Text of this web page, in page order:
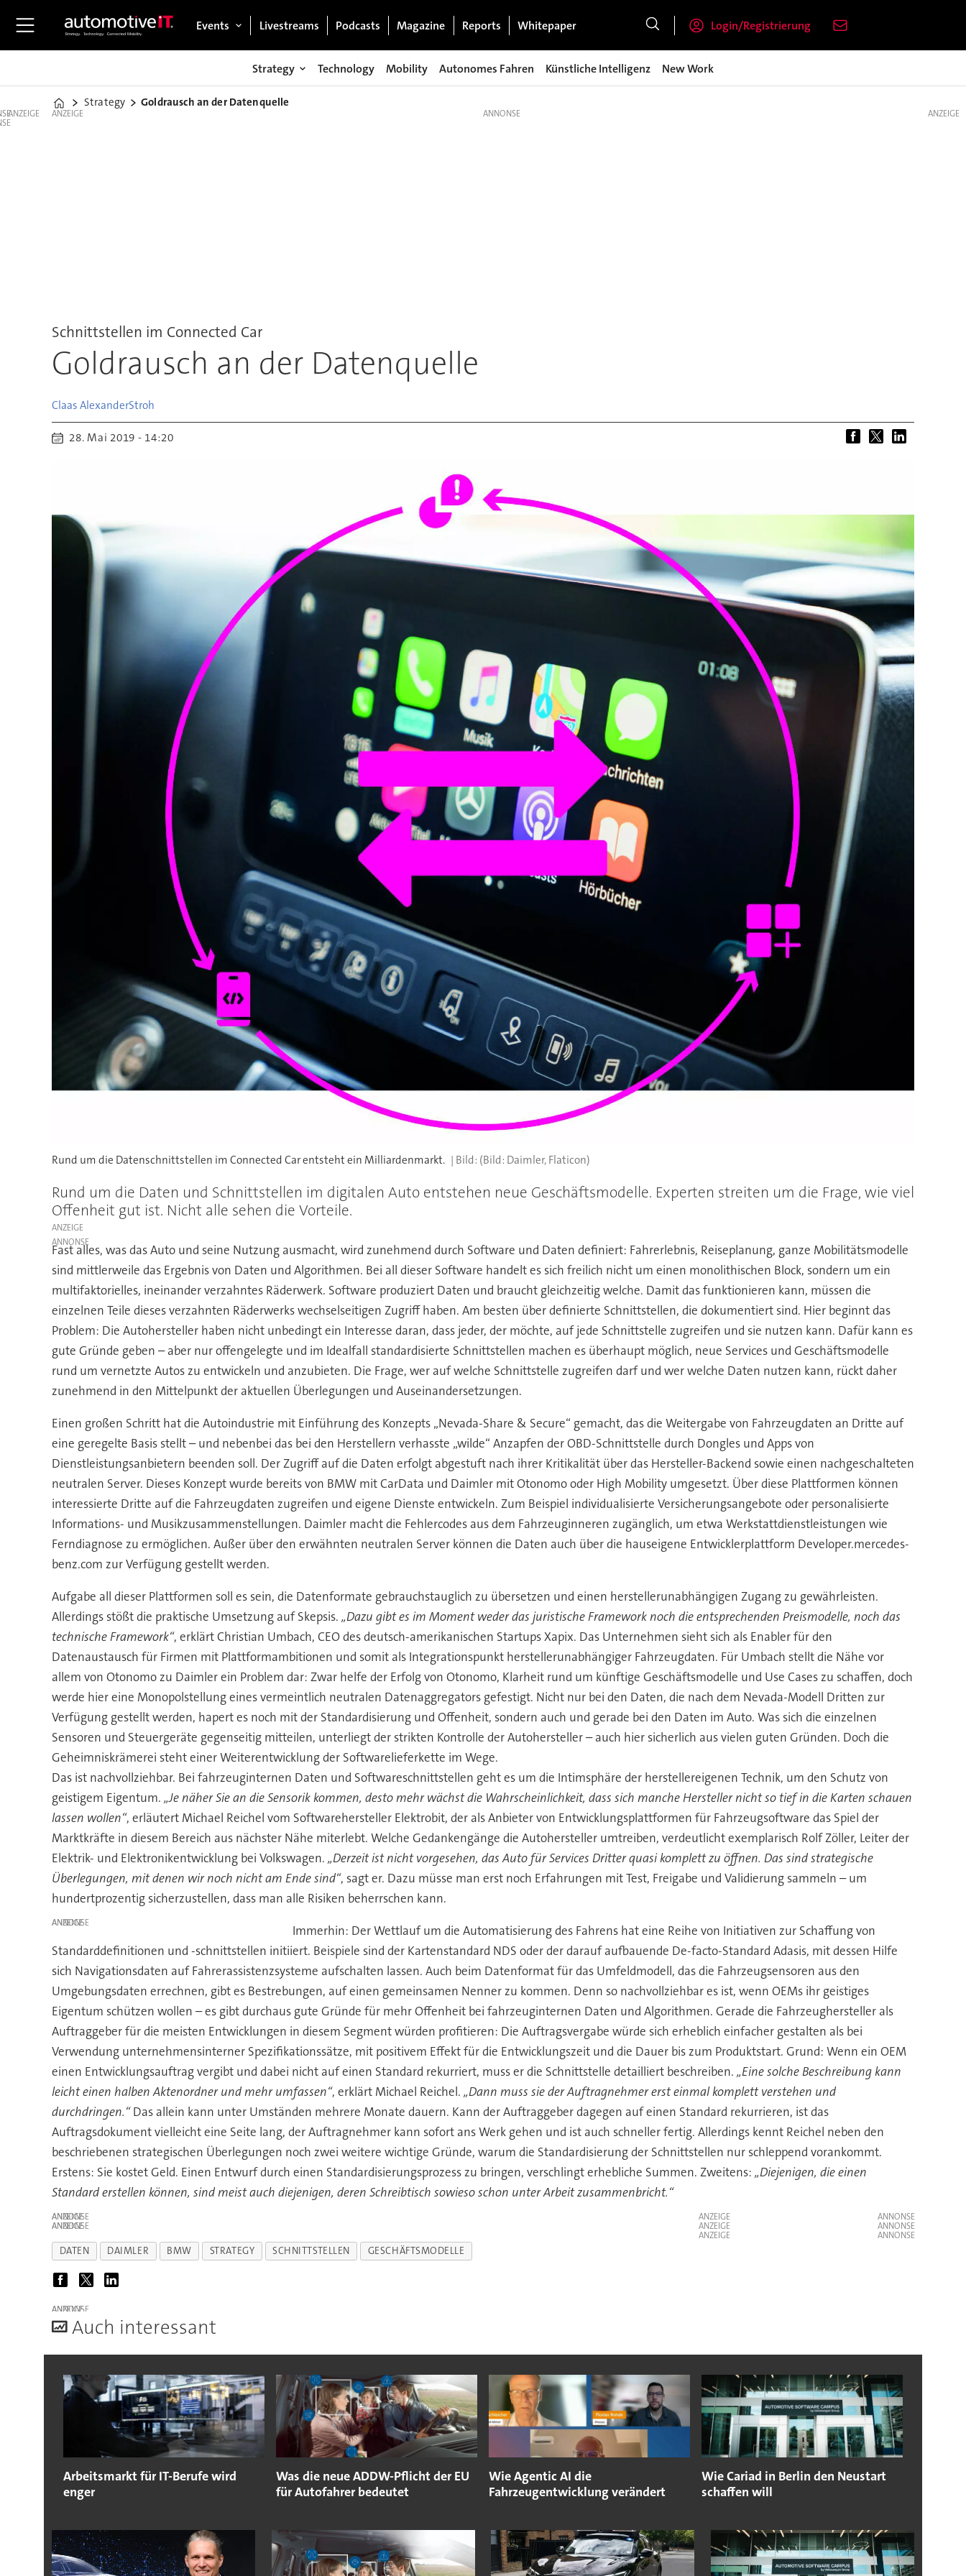
Events Livestreams Podcasts Magazine Reports Whitepaper Login/Registrierung
Strategy Technology Mobility Autonomes Fahren Künstliche Intelligenz New Work
Home
Strategy Goldrausch an der Datenquelle
ANZEIGE ANZEIGE
Schnittstellen im Connected Car
Goldrausch an der Datenquelle
Claas AlexanderStroh
28. Mai 2019 - 14:20
Rund um die Datenschnittstellen im Connected Car entsteht ein Milliardenmarkt. (Bild: Daimler, Flaticon)
Rund um die Daten und Schnittstellen im digitalen Auto entstehen neue Geschäftsmodelle. Experten streiten um die Frage, wie viel
Offenheit gut ist. Nicht alle sehen die Vorteile.
ANZEIGE
Fast alles, was das Auto und seine Nutzung ausmacht, wird zunehmend durch Software und Daten definiert: Fahrerlebnis, Reiseplanung, ganze Mobilitätsmodelle
sind mittlerweile das Ergebnis von Daten und Algorithmen. Bei all dieser Software handelt es sich freilich nicht um einen monolithischen Block, sondern um ein
multifaktorielles, ineinander verzahntes Räderwerk. Software produziert Daten und braucht gleichzeitig welche. Damit das funktionieren kann, müssen die
einzelnen Teile dieses verzahnten Räderwerks wechselseitigen Zugriff haben. Am besten über definierte Schnittstellen, die dokumentiert sind. Hier beginnt das
Problem: Die Autohersteller haben nicht unbedingt ein Interesse daran, dass jeder, der möchte, auf jede Schnittstelle zugreifen und sie nutzen kann. Dafür kann es
gute Gründe geben – aber nur offengelegte und im Idealfall standardisierte Schnittstellen machen es überhaupt möglich, neue Services und Geschäftsmodelle
rund um vernetzte Autos zu entwickeln und anzubieten. Die Frage, wer auf welche Schnittstelle zugreifen darf und wer welche Daten nutzen kann, rückt daher
zunehmend in den Mittelpunkt der aktuellen Überlegungen und Auseinandersetzungen.
Einen großen Schritt hat die Autoindustrie mit Einführung des Konzepts „Nevada-Share & Secure“ gemacht, das die Weitergabe von Fahrzeugdaten an Dritte auf
eine geregelte Basis stellt – und nebenbei das bei den Herstellern verhasste „wilde“ Anzapfen der OBD-Schnittstelle durch Dongles und Apps von
Dienstleistungsanbietern beenden soll. Der Zugriff auf die Daten erfolgt abgestuft nach ihrer Kritikalität über das Hersteller-Backend sowie einen nachgeschalteten
neutralen Server. Dieses Konzept wurde bereits von BMW mit CarData und Daimler mit Otonomo oder High Mobility umgesetzt. Über diese Plattformen können
interessierte Dritte auf die Fahrzeugdaten zugreifen und eigene Dienste entwickeln. Zum Beispiel individualisierte Versicherungsangebote oder personalisierte
Informations- und Musikzusammenstellungen. Daimler macht die Fehlercodes aus dem Fahrzeuginneren zugänglich, um etwa Werkstattdienstleistungen wie
Ferndiagnose zu ermöglichen. Außer über den erwähnten neutralen Server können die Daten auch über die hauseigene Entwicklerplattform Developer.mercedes-
benz.com zur Verfügung gestellt werden.
Aufgabe all dieser Plattformen soll es sein, die Datenformate gebrauchstauglich zu übersetzen und einen herstellerunabhängigen Zugang zu gewährleisten.
Allerdings stößt die praktische Umsetzung auf Skepsis. „Dazu gibt es im Moment weder das juristische Framework noch die entsprechenden Preismodelle, noch das
technische Framework“, erklärt Christian Umbach, CEO des deutsch-amerikanischen Startups Xapix. Das Unternehmen sieht sich als Enabler für den
Datenaustausch für Firmen mit Plattformambitionen und somit als Integrationspunkt herstellerunabhängiger Fahrzeugdaten. Für Umbach stellt die Nähe vor
allem von Otonomo zu Daimler ein Problem dar: Zwar helfe der Erfolg von Otonomo, Klarheit rund um künftige Geschäftsmodelle und Use Cases zu schaffen, doch
werde hier eine Monopolstellung eines vermeintlich neutralen Datenaggregators gefestigt. Nicht nur bei den Daten, die nach dem Nevada-Modell Dritten zur
Verfügung gestellt werden, hapert es noch mit der Standardisierung und Offenheit, sondern auch und gerade bei den Daten im Auto. Was sich die einzelnen
Sensoren und Steuergeräte gegenseitig mitteilen, unterliegt der strikten Kontrolle der Autohersteller – auch hier sicherlich aus vielen guten Gründen. Doch die
Geheimniskrämerei steht einer Weiterentwicklung der Softwarelieferkette im Wege.
Das ist nachvollziehbar. Bei fahrzeuginternen Daten und Softwareschnittstellen geht es um die Intimsphäre der herstellereigenen Technik, um den Schutz von
geistigem Eigentum. „Je näher Sie an die Sensorik kommen, desto mehr wächst die Wahrscheinlichkeit, dass sich manche Hersteller nicht so tief in die Karten schauen
lassen wollen“, erläutert Michael Reichel vom Softwarehersteller Elektrobit, der als Anbieter von Entwicklungsplattformen für Fahrzeugsoftware das Spiel der
Marktkräfte in diesem Bereich aus nächster Nähe miterlebt. Welche Gedankengänge die Autohersteller umtreiben, verdeutlicht exemplarisch Rolf Zöller, Leiter der
Elektrik- und Elektronikentwicklung bei Volkswagen. „Derzeit ist nicht vorgesehen, das Auto für Services Dritter quasi komplett zu öffnen. Das sind strategische
Überlegungen, mit denen wir noch nicht am Ende sind“, sagt er. Dazu müsse man erst noch Erfahrungen mit Test, Freigabe und Validierung sammeln – um
hundertprozentig sicherzustellen, dass man alle Risiken beherrschen kann.
ANZEIGE
Immerhin: Der Wettlauf um die Automatisierung des Fahrens hat eine Reihe von Initiativen zur Schaffung von
Standarddefinitionen und -schnittstellen initiiert. Beispiele sind der Kartenstandard NDS oder der darauf aufbauende De-facto-Standard Adasis, mit dessen Hilfe
sich Navigationsdaten auf Fahrerassistenzsysteme aufschalten lassen. Auch beim Datenformat für das Umfeldmodell, das die Fahrzeugsensoren aus den
Umgebungsdaten errechnen, gibt es Bestrebungen, auf einen gemeinsamen Nenner zu kommen. Denn so nachvollziehbar es ist, wenn OEMs ihr geistiges
Eigentum schützen wollen – es gibt durchaus gute Gründe für mehr Offenheit bei fahrzeuginternen Daten und Algorithmen. Gerade die Fahrzeughersteller als
Auftraggeber für die meisten Entwicklungen in diesem Segment würden profitieren: Die Auftragsvergabe würde sich erheblich einfacher gestalten als bei
Verwendung unternehmensinterner Spezifikationssätze, mit positivem Effekt für die Entwicklungszeit und die Dauer bis zum Produktstart. Grund: Wenn ein OEM
einen Entwicklungsauftrag vergibt und dabei nicht auf einen Standard rekurriert, muss er die Schnittstelle detailliert beschreiben. „Eine solche Beschreibung kann
leicht einen halben Aktenordner und mehr umfassen“, erklärt Michael Reichel. „Dann muss sie der Auftragnehmer erst einmal komplett verstehen und
durchdringen.“Das allein kann unter Umständen mehrere Monate dauern. Kann der Auftraggeber dagegen auf einen Standard rekurrieren, ist das
Auftragsdokument vielleicht eine Seite lang, der Auftragnehmer kann sofort ans Werk gehen und ist auch schneller fertig. Allerdings kennt Reichel neben den
beschriebenen strategischen Überlegungen noch zwei weitere wichtige Gründe, warum die Standardisierung der Schnittstellen nur schleppend vorankommt.
Erstens: Sie kostet Geld. Einen Entwurf durch einen Standardisierungsprozess zu bringen, verschlingt erhebliche Summen. Zweitens: „Diejenigen, die einen
Standard erstellen können, sind meist auch diejenigen, deren Schreibtisch sowieso schon unter Arbeit zusammenbricht.“
ANZEIGE
ANZEIGE
ANZEIGE
ANZEIGE
ANZEIGE
DATEN DAIMLER BMW STRATEGY SCHNITTSTELLEN GESCHÄFTSMODELLE
ANZEIGE
Auch interessant
Arbeitsmarkt für IT-Berufe wird
enger
Was die neue ADDW-Pflicht der EU
für Autofahrer bedeutet
Wie Agentic AI die
Fahrzeugentwicklung verändert
Wie Cariad in Berlin den Neustart
schaffen will
ANZEIGE